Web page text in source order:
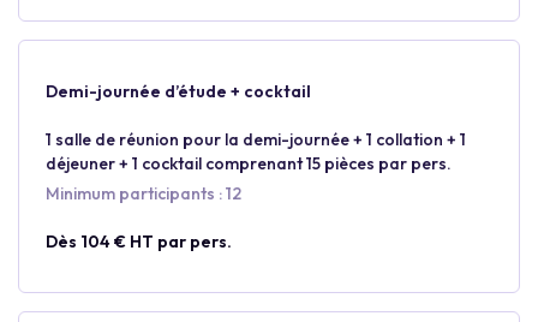
Demi-journée d’étude + cocktail
1 salle de réunion pour la demi-journée + 1 collation + 1
déjeuner + 1 cocktail comprenant 15 pièces par pers.
Minimum participants : 12
Dès 104 € HT par pers.